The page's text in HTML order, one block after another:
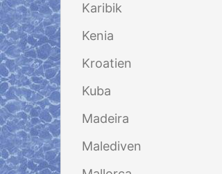
Karibik
Kenia
Kroatien
Kuba
Madeira
Malediven